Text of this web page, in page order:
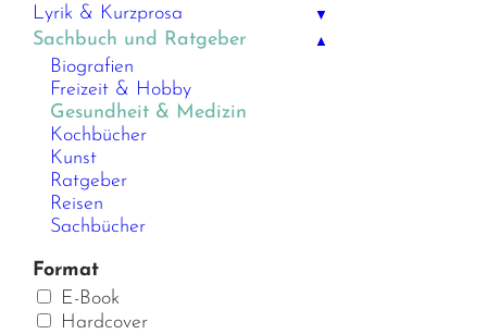
Lyrik & Kurzprosa ▼
Sachbuch und Ratgeber ▲
Biografien
Freizeit & Hobby
Gesundheit & Medizin
Kochbücher
Kunst
Ratgeber
Reisen
Sachbücher
Format
E-Book
Hardcover